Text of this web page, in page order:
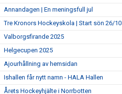
Annandagen | En meningsfull jul
Tre Kronors Hockeyskola | Start sön 26/10
Valborgsfirande 2025
Helgecupen 2025
Ajourhållning av hemsidan
Ishallen får nytt namn - HALA Hallen
Årets Hockeyhjälte i Norrbotten